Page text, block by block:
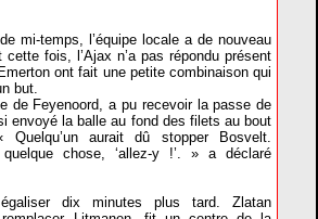
mi-temps, l’équipe locale a de nouveau
fois, l’Ajax n’a pas répondu présent
ont fait une petite combinaison qui
but.
de Feyenoord, a pu recevoir la passe de
envoyé la balle au fond des filets au bout
aurait dû stopper Bosvelt.
chose, ‘allez-y !’. » a déclaré
dix minutes plus tard. Zlatan